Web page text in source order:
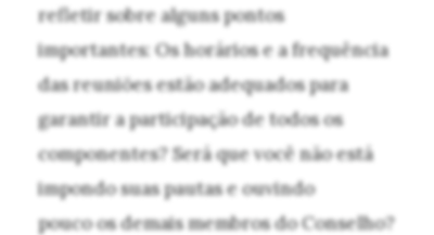
refletir sobre alguns pontos
importantes: Os horários e a frequência
das reuniões estão adequados para
garantir a participação de todos os
componentes? Será que você não está
impondo suas pautas e ouvindo
pouco os demais membros do Conselho?